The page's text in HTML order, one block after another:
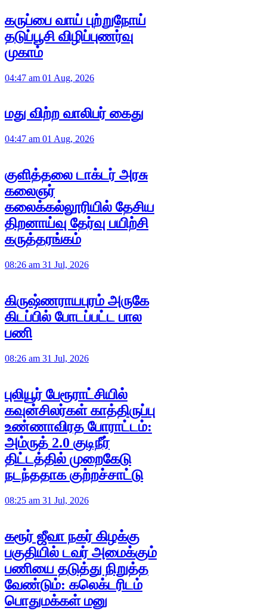
கருப்பை வாய் புற்றுநோய்
தடுப்பூசி விழிப்புணர்வு
முகாம்
04:47 am 01 Aug, 2026
மது விற்ற வாலிபர் கைது
04:47 am 01 Aug, 2026
குளித்தலை டாக்டர் அரசு
கலைஞர்
கலைக்கல்லூரியில் தேசிய
திறனாய்வு தேர்வு பயிற்சி
கருத்தரங்கம்
08:26 am 31 Jul, 2026
கிருஷ்ணராயபுரம் அருகே
கிடப்பில் போடப்பட்ட பால
பணி
08:26 am 31 Jul, 2026
புலியூர் பேரூராட்சியில்
கவுன்சிலர்கள் காத்திருப்பு
உண்ணாவிரத போராட்டம்:
அம்ருத் 2.0 குடிநீர்
திட்டத்தில் முறைகேடு
நடந்ததாக குற்றச்சாட்டு
08:25 am 31 Jul, 2026
கரூர் ஜீவா நகர் கிழக்கு
பகுதியில் டவர் அமைக்கும்
பணியை தடுத்து நிறுத்த
வேண்டும்: கலெக்டரிடம்
பொதுமக்கள் மனு